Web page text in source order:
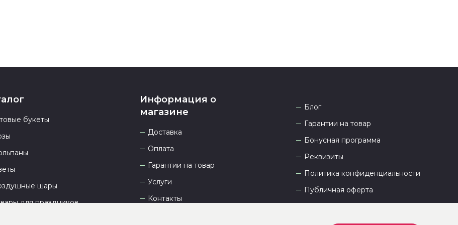
букеты
шары
для праздников
Информация о
магазине
Доставка
Оплата
Гарантии на товар
Услуги
Контакты
Блог
Гарантии на товар
Бонусная программа
Реквизиты
Политика конфиденциальности
Публичная оферта